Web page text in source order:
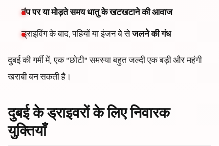
बंप पर या मोड़ते समय धातु के खटखटाने की आवाज
ड्राइविंग के बाद, पहियों या इंजन बे सेजलने की गंध
दुबई की गर्मी में, एक "छोटी" समस्या बहुत जल्दी एक बड़ी और महंगी
खराबी बन सकती है।
दुबई के ड्राइवरों के लिए निवारक
युक्तियाँ